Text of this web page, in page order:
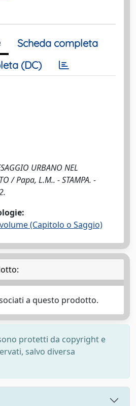
Scheda completa
(DC)
URBANO NEL
/ Papa, L.M.. - STAMPA. -
(Capitolo o Saggio)
a questo prodotto.
protetti da copyright e
salvo diversa